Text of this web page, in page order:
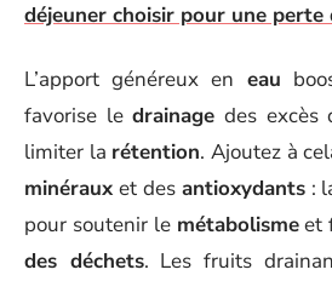
déjeuner choisir pour une perte
L’apport généreux en eau
favorise ledrainage des excès
limiter la rétention. Ajoutez à
minéraux et des antioxydants:
pour soutenir le métabolismeet
des déchets. Les fruits